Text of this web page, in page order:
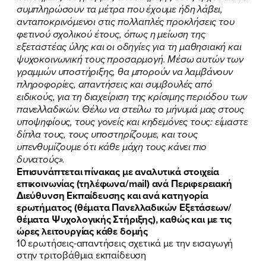
συμπληρώσουν τα μέτρα που έχουμε ήδη λάβει,
ανταποκρινόμενοι στις πολλαπλές προκλήσεις του
φετινού σχολικού έτους, όπως η μείωση της
εξεταστέας ύλης και οι οδηγίες για τη μαθησιακή και
ψυχοκοινωνική τους προσαρμογή. Μέσω αυτών των
γραμμών υποστήριξης, θα μπορούν να λαμβάνουν
πληροφορίες, απαντήσεις και συμβουλές από
ειδικούς, για τη διαχείριση της κρίσιμης περιόδου των
πανελλαδικών. Θέλω να στείλω το μήνυμά μας στους
υποψηφίους, τους γονείς και κηδεμόνες τους: είμαστε
δίπλα τους, τους υποστηρίζουμε, και τους
υπενθυμίζουμε ότι κάθε μάχη τους κάνει πιο
δυνατούς».
Επισυνάπτεται πίνακας με αναλυτικά στοιχεία
επικοινωνίας (τηλέφωνα/mail) ανά Περιφερειακή
Διεύθυνση Εκπαίδευσης και ανά κατηγορία
ερωτήματος (θέματα Πανελλαδικών Εξετάσεων/
θέματα Ψυχολογικής Στήριξης), καθώς και με τις
ώρες λειτουργίας κάθε δομής
10 ερωτήσεις-απαντήσεις σχετικά με την εισαγωγή
στην τριτοβάθμια εκπαίδευση